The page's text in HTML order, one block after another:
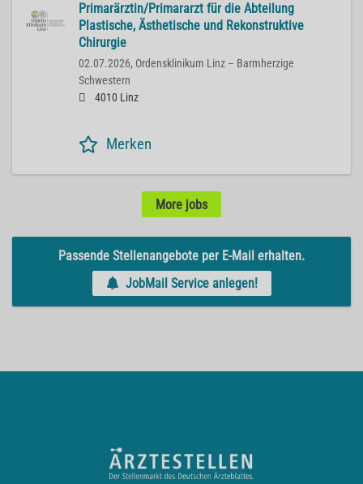
Primarärztin/Primararzt für die Abteilung
Plastische, Ästhetische und Rekonstruktive
Chirurgie
02.07.2026, Ordensklinikum Linz – Barmherzige
Schwestern
4010 Linz
Merken
More jobs
Passende Stellenangebote per E-Mail erhalten.
JobMail Service anlegen!